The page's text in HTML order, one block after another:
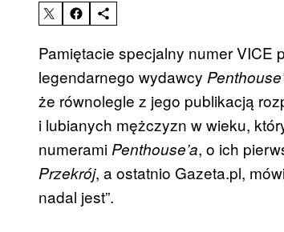
Pamiętacie specjalny numer VICE
legendarnego wydawcy
że równolegle z jego publikacją
i lubianych mężczyzn w wieku,
numeramiPenthouse’a, o ich
Przekrój, a ostatnio Gazeta.pl,
nadal jest”.